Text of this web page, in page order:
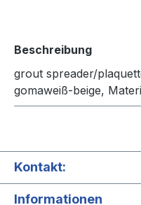
Beschreibung
grout spreader/
gomaweiß-beige,
Kontakt:
Informationen